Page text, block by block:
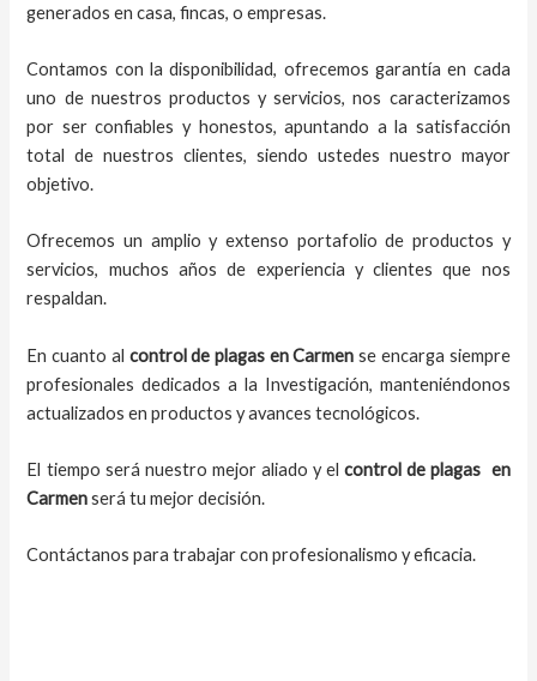
generados en casa, fincas, o empresas.
Contamos con la disponibilidad, ofrecemos garantía en cada
uno de nuestros productos y servicios, nos caracterizamos
por ser confiables y honestos, apuntando a la satisfacción
total de nuestros clientes, siendo ustedes nuestro mayor
objetivo.
Ofrecemos un amplio y extenso portafolio de productos y
servicios, muchos años de experiencia y clientes que nos
respaldan.
En cuanto al control de plagas en Carmense encarga siempre
profesionales dedicados a la Investigación, manteniéndonos
actualizados en productos y avances tecnológicos.
El tiempo será nuestro mejor aliado y elcontrol de plagas en
Carmenserá tu mejor decisión.
Contáctanos para trabajar con profesionalismo y eficacia.